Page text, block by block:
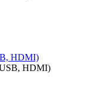
HDMI)
HDMI)